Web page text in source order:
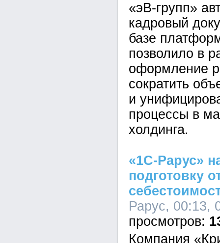
«эВ-групп»
кадровый
базе
позволило в
оформление
сократить
и
процессы в
холдинга.
«1С-Рарус»
подготовку
Рарус, 00:13,
Компания